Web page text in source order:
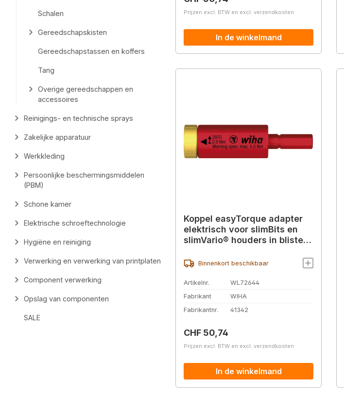
Schalen
Gereedschapskisten
Gereedschapstassen en koffers
Tang
Overige gereedschappen en
accessoires
Reinigings- en technische sprays
Zakelijke apparatuur
Werkkleding
Persoonlijke beschermingsmiddelen
(PBM)
Schone kamer
Elektrische schroeftechnologie
Hygiëne en reiniging
Verwerking en verwerking van printplaten
Component verwerking
Opslag van componenten
SALE
Prijzen excl. BTW en excl. verzendkosten
In de winkelmand
Koppel easyTorque adapter
elektrisch voor slimBits en
slimVario® houders in blister
Binnenkort beschikbaar
Artikelnr.
WL72644
Fabrikant
WIHA
Fabrikantnr.
41342
Normale prijs:
CHF 50,74
Prijzen excl. BTW en excl. verzendkosten
In de winkelmand